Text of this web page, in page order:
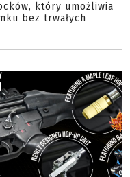
który umożliwia
bez trwałych